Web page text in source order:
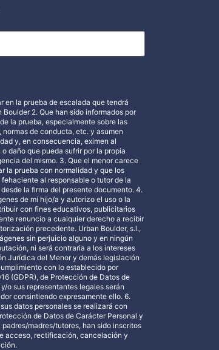
en la prueba de escalada que tendrá
2. Que han sido informados por
la prueba, especialmente sobre las
de conducta, etc. y asumen
y, en consecuencia, eximen al
daño que pueda sufrir por la propia
del mismo. 3. Que el menor carece
la prueba con normalidad y que los
al responsable o tutor de la
la firma del presente documento. 4.
de mi hijo/a y autorizo el uso o la
con fines educativos, publicitarios
renuncio a cualquier derecho a recibir
precedente. Urban Boulder, s.l.,
sin perjuicio alguno y en ningún
ni será contraria a los intereses
Jurídica del Menor y demás legislación
con lo establecido por
(GDPR), de Protección de Datos de
o sus representantes legales serán
consintiendo expresamente ello. 6.
datos personales se realizará con
de Datos de Carácter Personal y
madres/tutores, han sido inscritos
acceso, rectificación, cancelación y